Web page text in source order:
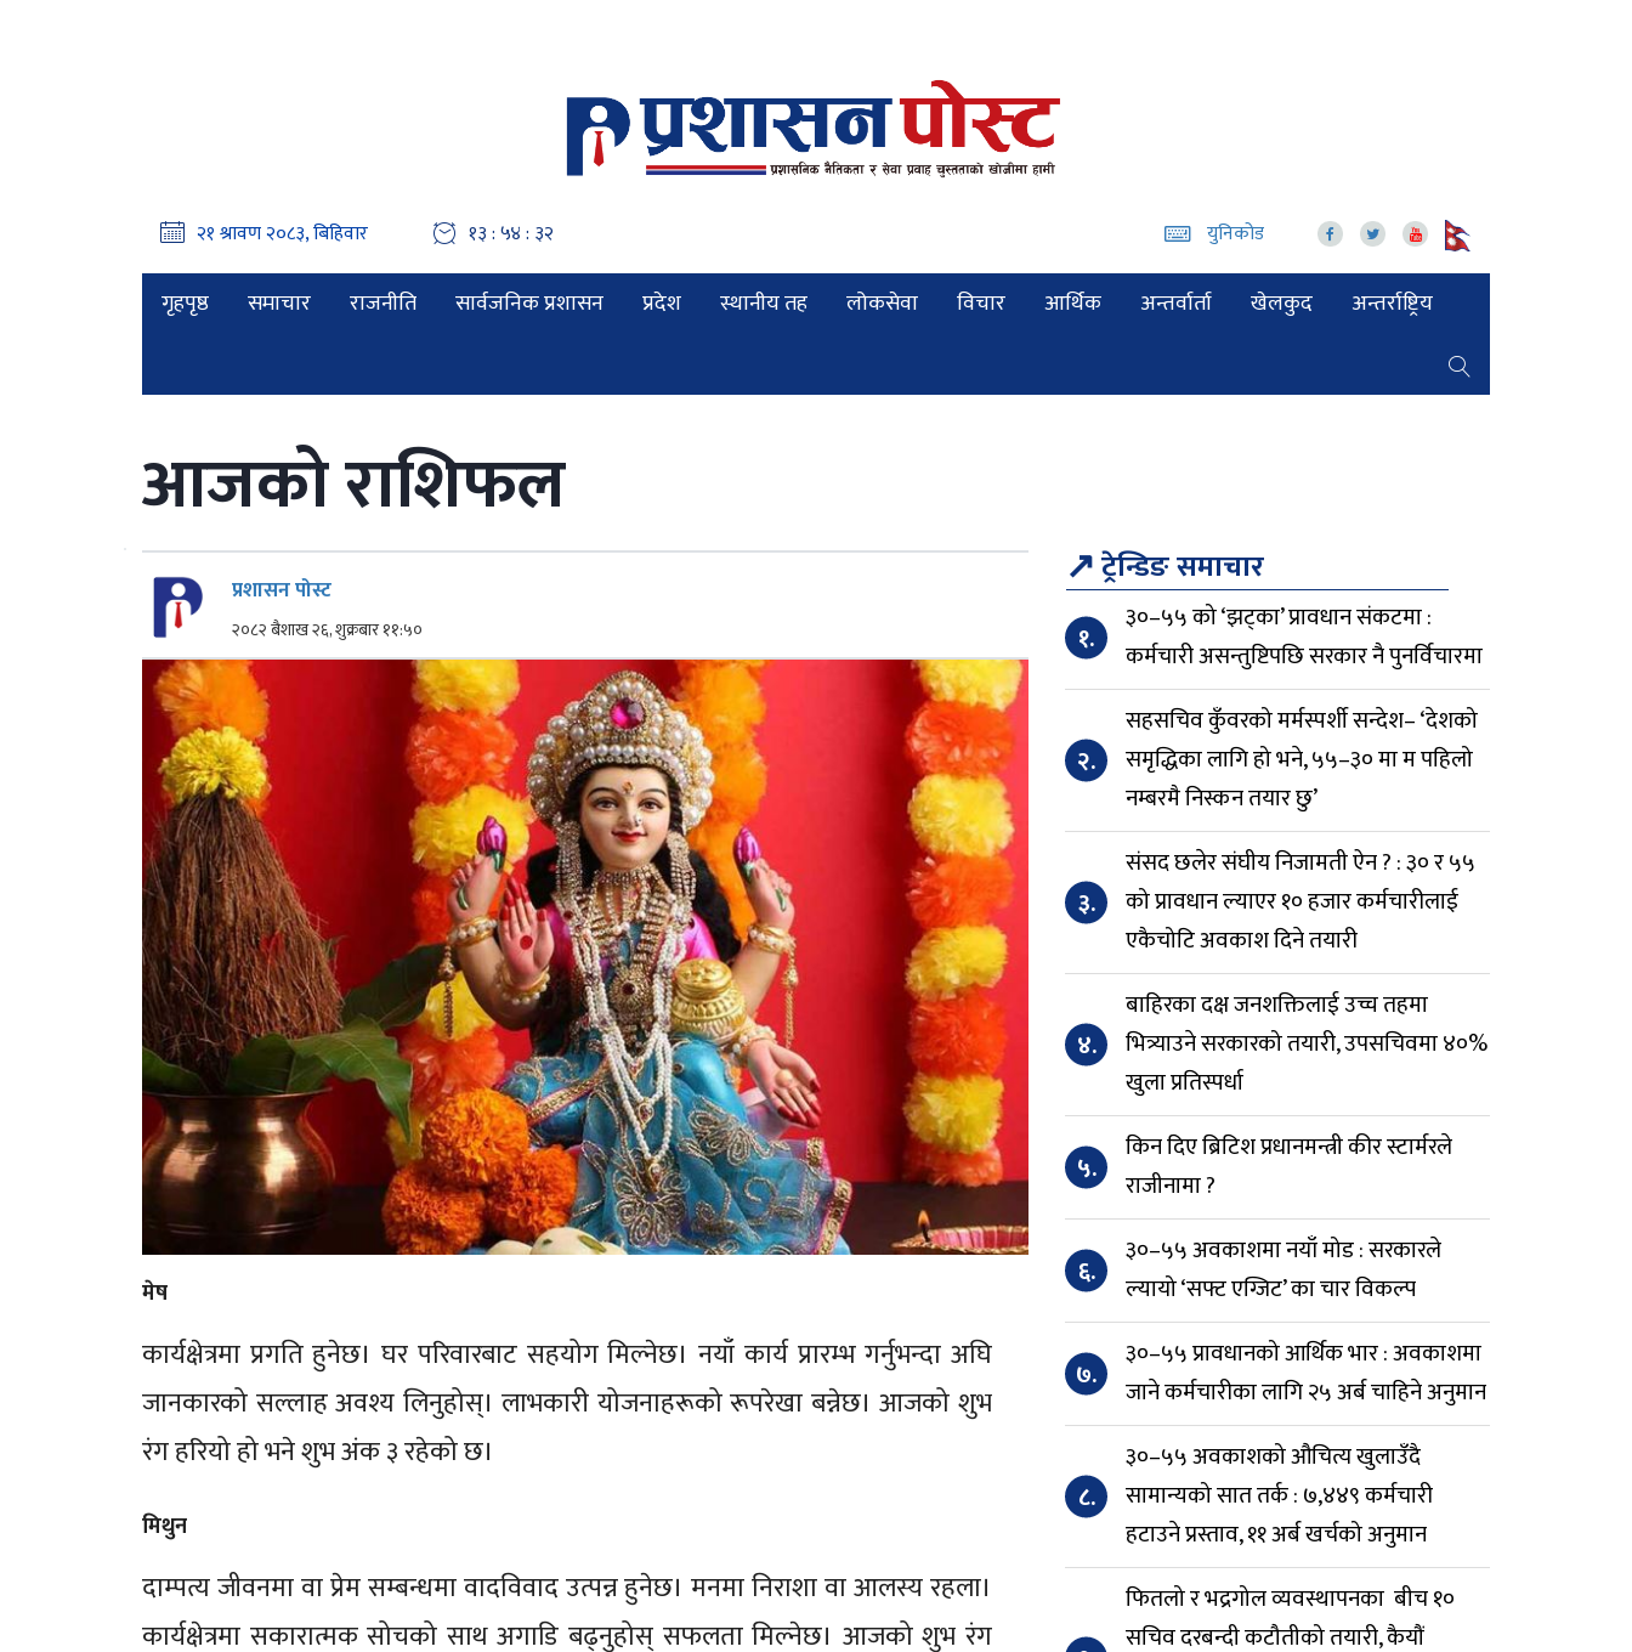
१३ : ५४ : ३३ युनिकोड
गृहपृष्ठ समाचार राजनीति सार्वजनिक प्रशासन प्रदेश स्थानीय तह लोकसेवा विचार आर्थिक अन्तर्वार्ता खेलकुद अन्तर्राष्ट्रिय
आजको राशिफल
प्रशासन पोस्ट
२०८२ बैशाख २६, शुक्रबार ११:५०
मेष
कार्यक्षेत्रमा प्रगति हुनेछ। घर परिवारबाट सहयोग मिल्नेछ। नयाँ कार्य प्रारम्भ गर्नुभन्दा अघि
जानकारको सल्लाह अवश्य लिनुहोस्। लाभकारी योजनाहरूको रूपरेखा बन्नेछ। आजको शुभ
रंग हरियो हो भने शुभ अंक ३ रहेको छ।
मिथुन
दाम्पत्य जीवनमा वा प्रेम सम्बन्धमा वादविवाद उत्पन्न हुनेछ। मनमा निराशा वा आलस्य रहला।
कार्यक्षेत्रमा सकारात्मक सोचको साथ अगाडि बढ्नुहोस् सफलता मिल्नेछ। आजको शुभ रंग
↗ट्रेन्डिङ समाचार
१.
३०–५५ को ‘झट्का’ प्रावधान संकटमा :
कर्मचारी असन्तुष्टिपछि सरकार नै पुनर्विचारमा
२.
सहसचिव कुँवरको मर्मस्पर्शी सन्देश– ‘देशको
समृद्धिका लागि हो भने, ५५–३० मा म पहिलो
नम्बरमै निस्कन तयार छु’
३.
संसद छलेर संघीय निजामती ऐन ? : ३० र ५५
को प्रावधान ल्याएर १० हजार कर्मचारीलाई
एकैचोटि अवकाश दिने तयारी
४.
बाहिरका दक्ष जनशक्तिलाई उच्च तहमा
भित्र्याउने सरकारको तयारी, उपसचिवमा ४०%
खुला प्रतिस्पर्धा
५.
किन दिए ब्रिटिश प्रधानमन्त्री कीर स्टार्मरले
राजीनामा ?
६.
३०–५५ अवकाशमा नयाँ मोड : सरकारले
ल्यायो ‘सफ्ट एग्जिट’ का चार विकल्प
७.
३०–५५ प्रावधानको आर्थिक भार : अवकाशमा
जाने कर्मचारीका लागि २५ अर्ब चाहिने अनुमान
८.
३०–५५ अवकाशको औचित्य खुलाउँदै
सामान्यको सात तर्क : ७,४४९ कर्मचारी
हटाउने प्रस्ताव, ११ अर्ब खर्चको अनुमान
फितलो र भद्रगोल व्यवस्थापनका बीच १०
सचिव दरबन्दी कटौतीको तयारी, कैयौं